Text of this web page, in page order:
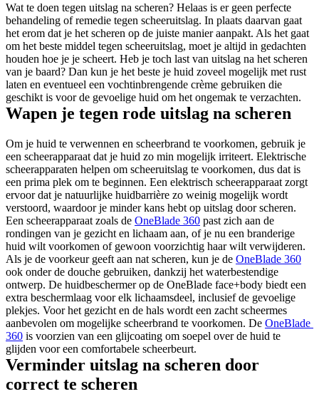
Wat te doen tegen uitslag na scheren? Helaas is er geen perfecte
behandeling of remedie tegen scheeruitslag. In plaats daarvan gaat
het erom dat je het scheren op de juiste manier aanpakt. Als het gaat
om het beste middel tegen scheeruitslag, moet je altijd in gedachten
houden hoe je je scheert. Heb je toch last van uitslag na het scheren
van je baard? Dan kun je het beste je huid zoveel mogelijk met rust
laten en eventueel een vochtinbrengende crème gebruiken die
geschikt is voor de gevoelige huid om het ongemak te verzachten.
Wapen je tegen rode uitslag na scheren
Om je huid te verwennen en scheerbrand te voorkomen, gebruik je
een scheerapparaat dat je huid zo min mogelijk irriteert. Elektrische
scheerapparaten helpen om scheeruitslag te voorkomen, dus dat is
een prima plek om te beginnen. Een elektrisch scheerapparaat zorgt
ervoor dat je natuurlijke huidbarrière zo weinig mogelijk wordt
verstoord, waardoor je minder kans hebt op uitslag door scheren.
Een scheerapparaat zoals de OneBlade 360 past zich aan de
rondingen van je gezicht en lichaam aan, of je nu een branderige
huid wilt voorkomen of gewoon voorzichtig haar wilt verwijderen.
Als je de voorkeur geeft aan nat scheren, kun je de OneBlade 360
ook onder de douche gebruiken, dankzij het waterbestendige
ontwerp. De huidbeschermer op de OneBlade face+body biedt een
extra beschermlaag voor elk lichaamsdeel, inclusief de gevoelige
plekjes. Voor het gezicht en de hals wordt een zacht scheermes
aanbevolen om mogelijke scheerbrand te voorkomen. De OneBlade
360 is voorzien van een glijcoating om soepel over de huid te
glijden voor een comfortabele scheerbeurt.
Verminder uitslag na scheren door
correct te scheren